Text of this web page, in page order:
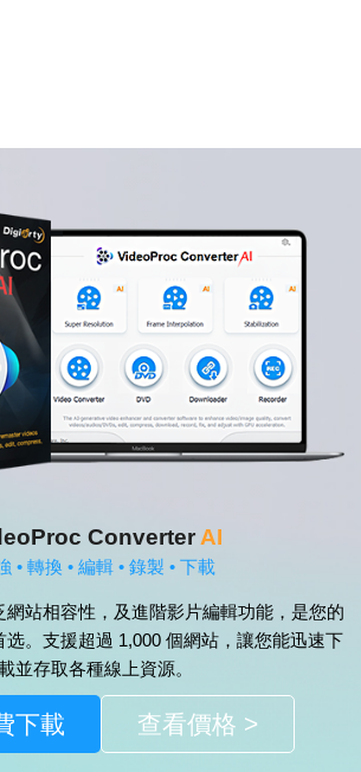
Converter AI
• 轉換 • 編輯 • 錄製 • 下載
站相容性，及進階影片編輯功能，是您的
选。支援超過 1,000 個網站，讓您能迅速下
並存取各種線上資源。
下載 查看價格 >